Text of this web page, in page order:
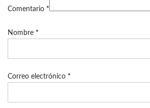
Comentario *
Nombre *
Correo electrónico *